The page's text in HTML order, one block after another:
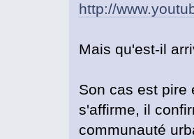
http://
Mais qu'est-il
Son cas est pire
s'affirme, il
communauté